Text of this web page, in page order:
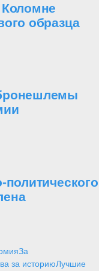
Коломне
образца
политического
За
за историюЛучшие